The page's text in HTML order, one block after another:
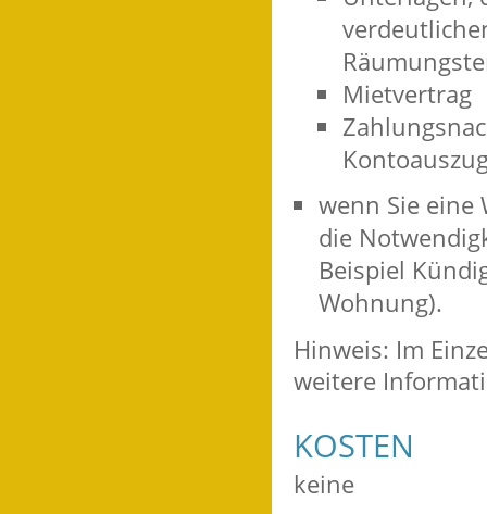
Mietvertrag
wenn Sie eine
die
Beispiel
Wohnung).
Hinweis: Im
weitere
KOSTEN
keine